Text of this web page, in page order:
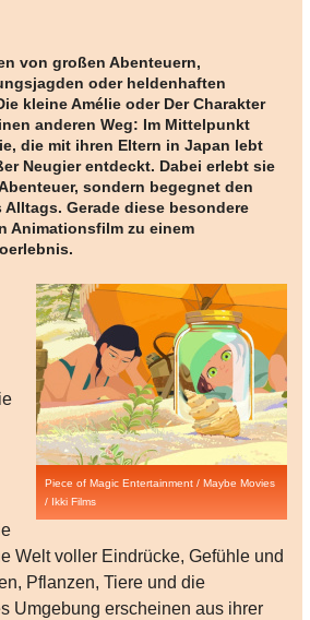
von großen Abenteuern,
oder heldenhaften
kleine Amélie oder Der Charakter
anderen Weg: Im Mittelpunkt
die mit ihren Eltern in Japan lebt
Neugier entdeckt. Dabei erlebt sie
sondern begegnet den
Gerade diese besondere
Animationsfilm zu einem
Piece of Magic Entertainment / Maybe Movies
/ Ikki Films
Welt voller Eindrücke, Gefühle und
Pflanzen, Tiere und die
Umgebung erscheinen aus ihrer